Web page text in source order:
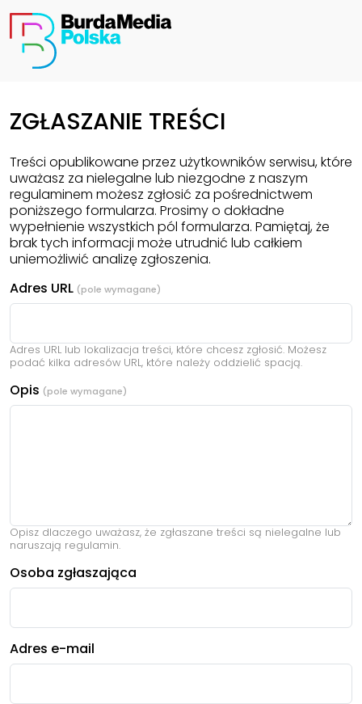
ZGŁASZANIE TREŚCI
Treści opublikowane przez użytkowników serwisu, które
uważasz za nielegalne lub niezgodne z naszym
regulaminem możesz zgłosić za pośrednictwem
poniższego formularza. Prosimy o dokładne
wypełnienie wszystkich pól formularza. Pamiętaj, że
brak tych informacji może utrudnić lub całkiem
uniemożliwić analizę zgłoszenia.
Adres URL
Adres URL lub lokalizacja treści, które chcesz zgłosić. Możesz
podać kilka adresów URL, które należy oddzielić spacją.
Opis
Opisz dlaczego uważasz, że zgłaszane treści są nielegalne lub
naruszają regulamin.
Osoba zgłaszająca
Adres e-mail